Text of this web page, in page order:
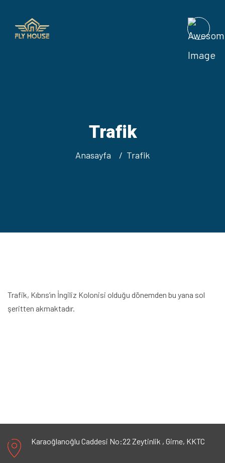
Trafik
Anasayfa Trafik
Trafik, Kıbrıs’ın İngiliz Kolonisi olduğu dönemden bu yana sol
şeritten akmaktadır.
Karaoğlanoğlu Caddesi No:22 Zeytinlik , Girne, KKTC